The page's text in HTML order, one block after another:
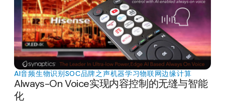
AI音频生物识别SOC品牌之声机器学习物联网边缘计算
Always-On Voice实现内容控制的无缝与智能
化